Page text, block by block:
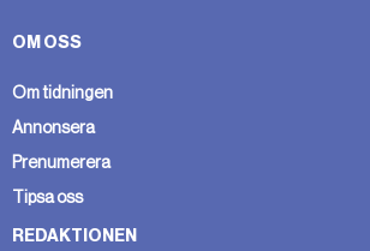
OM OSS
Om tidningen
Annonsera
Prenumerera
Tipsa oss
REDAKTIONEN